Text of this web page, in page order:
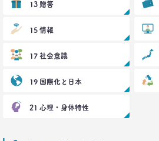
奥田民生は「おじさん」を
ユニコーンの武器にした
–日経クロストレンド 連載⑯–
生活総研 上席研究員/コピーライター
40代おじさん・ロンブー淳
13 贈答
15 情報
17 社会意識
19 国際化と日本
21 心理・身体特性